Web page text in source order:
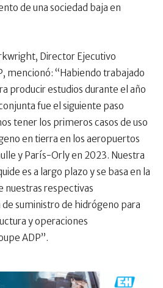
de una sociedad baja en
Director Ejecutivo
mencionó: “Habiendo trabajado
producir estudios durante el año
fue el siguiente paso
tener los primeros casos de uso
en tierra en los aeropuertos
y París-Orly en 2023. Nuestra
es a largo plazo y se basa en la
respectivas
suministro de hidrógeno para
y operaciones
ADP”.